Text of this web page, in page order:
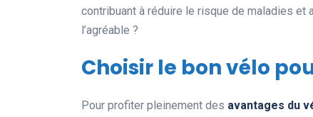
contribuant à réduire le risque de maladies et
l’agréable ?
Choisir le bon vélo
Pour profiter pleinement des avantages du